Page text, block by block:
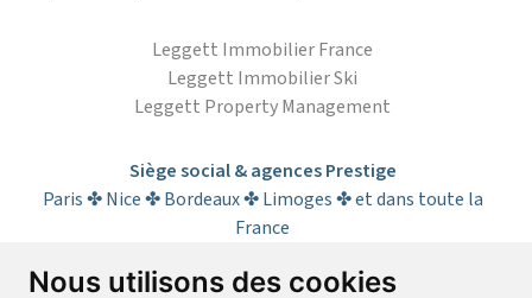
Nous utilisons des cookies
Leggett Immobilier France
Leggett Immobilier Ski
Leggett Property Management
Siège social & agences Prestige
Paris ✤ Nice ✤ Bordeaux ✤ Limoges ✤ et dans toute la
France